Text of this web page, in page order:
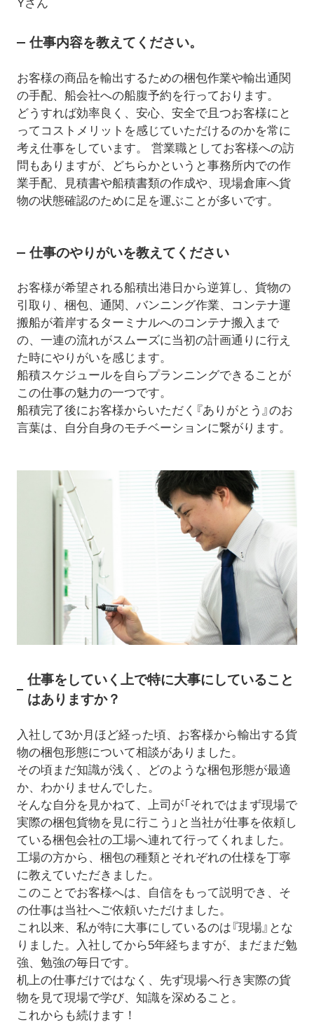
Yさん
仕事内容を教えてください。
お客様の商品を輸出するための梱包作業や輸出通関
の手配、船会社への船腹予約を行っております。
どうすれば効率良く、安心、安全で且つお客様にと
ってコストメリットを感じていただけるのかを常に
考え仕事をしています。 営業職としてお客様への訪
問もありますが、どちらかというと事務所内での作
業手配、見積書や船積書類の作成や、現場倉庫へ貨
物の状態確認のために足を運ぶことが多いです。
仕事のやりがいを教えてください
お客様が希望される船積出港日から逆算し、貨物の
引取り、梱包、通関、バンニング作業、コンテナ運
搬船が着岸するターミナルへのコンテナ搬入まで
の、一連の流れがスムーズに当初の計画通りに行え
た時にやりがいを感じます。
船積スケジュールを自らプランニングできることが
この仕事の魅力の一つです。
船積完了後にお客様からいただく『ありがとう』のお
言葉は、自分自身のモチベーションに繋がります。
仕事をしていく上で特に大事にしていること
はありますか？
入社して3か月ほど経った頃、お客様から輸出する貨
物の梱包形態について相談がありました。
その頃まだ知識が浅く、どのような梱包形態が最適
か、わかりませんでした。
そんな自分を見かねて、上司が「それではまず現場で
実際の梱包貨物を見に行こう」と当社が仕事を依頼し
ている梱包会社の工場へ連れて行ってくれました。
工場の方から、梱包の種類とそれぞれの仕様を丁寧
に教えていただきました。
このことでお客様へは、自信をもって説明でき、そ
の仕事は当社へご依頼いただけました。
これ以来、私が特に大事にしているのは『現場』とな
りました。入社してから5年経ちますが、まだまだ勉
強、勉強の毎日です。
机上の仕事だけではなく、先ず現場へ行き実際の貨
物を見て現場で学び、知識を深めること。
これからも続けます！